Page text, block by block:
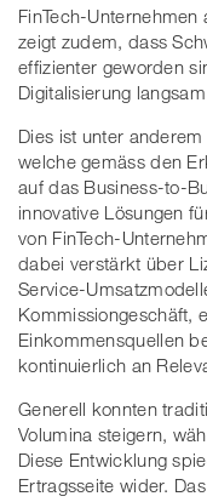
FinTech-
zeigt zudem, dass
effizienter geworden
Digitalisierung
Dies ist unter
welche gemäss den
auf das Business-to-
innovative Lösungen
von FinTech-
dabei verstärkt über
Service-
Kommissiongeschäft,
Einkommensquellen
kontinuierlich an
Generell konnten
Volumina steigern,
Diese Entwicklung
Ertragsseite wider.